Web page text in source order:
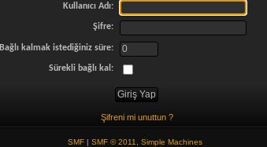
Kullanıcı Adı:
Şifre:
Bağlı kalmak istediğiniz süre:
Sürekli bağlı kal:
Şifreni mi unuttun ?
SMF| SMF © 2011, Simple Machines